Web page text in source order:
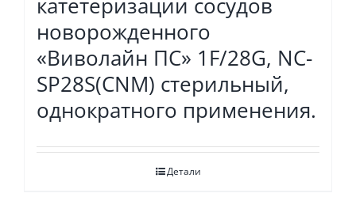
новорожденного
«Виволайн ПС» 1F/28G, NC-
SP28S(CNM) стерильный,
однократного применения.
Детали